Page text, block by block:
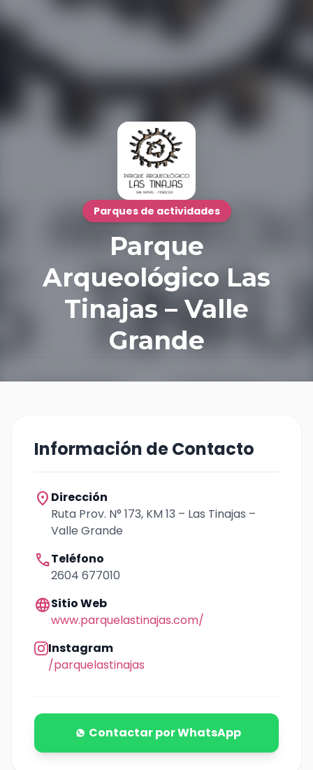
Parques de actividades
Parque
Arqueológico Las
Tinajas – Valle
Grande
Información de Contacto
location_on Dirección
Ruta Prov. N° 173, KM 13 – Las Tinajas –
Valle Grande
callTeléfono
2604 677010
languageSitio Web
www.parquelastinajas.com/
Instagram
/parquelastinajas
Contactar por WhatsApp